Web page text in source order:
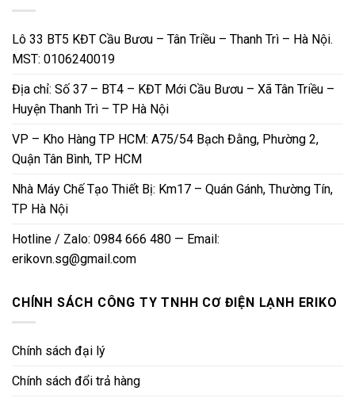
Lô 33 BT5 KĐT Cầu Bươu – Tân Triều – Thanh Trì – Hà Nội.
MST: 0106240019
Địa chỉ: Số 37 – BT4 – KĐT Mới Cầu Bươu – Xã Tân Triều –
Huyện Thanh Trì – TP Hà Nội
VP – Kho Hàng TP HCM: A75/54 Bạch Đằng, Phường 2,
Quận Tân Bình, TP HCM
Nhà Máy Chế Tạo Thiết Bị: Km17 – Quán Gánh, Thường Tín,
TP Hà Nội
Hotline / Zalo: 0984 666 480 — Email:
erikovn.sg@gmail.com
CHÍNH SÁCH CÔNG TY TNHH CƠ ĐIỆN LẠNH ERIKO
Chính sách đại lý
Chính sách đổi trả hàng